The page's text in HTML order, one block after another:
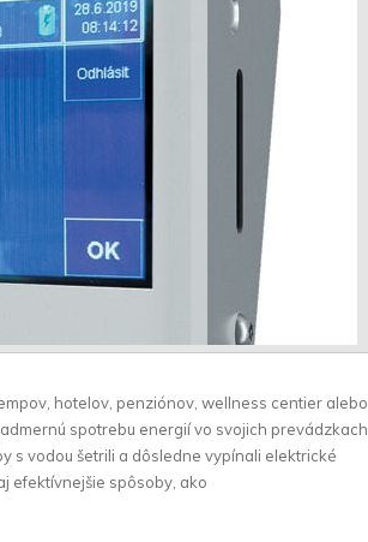
hotelov, penziónov, wellness centier alebo
spotrebu energií vo svojich prevádzkach.
s vodou šetrili a dôsledne vypínali elektrické
efektívnejšie spôsoby, ako